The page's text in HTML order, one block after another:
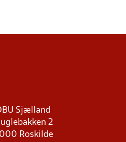
Sjælland
2
Roskilde